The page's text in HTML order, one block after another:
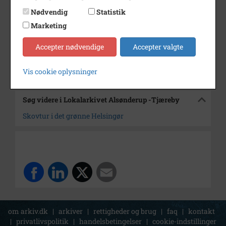
Dateringsnote
3/5 1990
Fotograf
Arkiv
Lokalarkivet Alsønderup -
Tjæreby
Kontakt arkivet
Søg videre i Lokalarkivet Alsønderup -Tjæreby
Skovtur i det grønne Helsingør
om arkiv.dk | arkiver | rettigheder og brug | faq | kontakt
| privatlivspolitik | handelsbetingelser | cookie-indstillinger
Nødvendig
Statistik
Marketing
Accepter nødvendige Accepter valgte
Vis cookie oplysninger